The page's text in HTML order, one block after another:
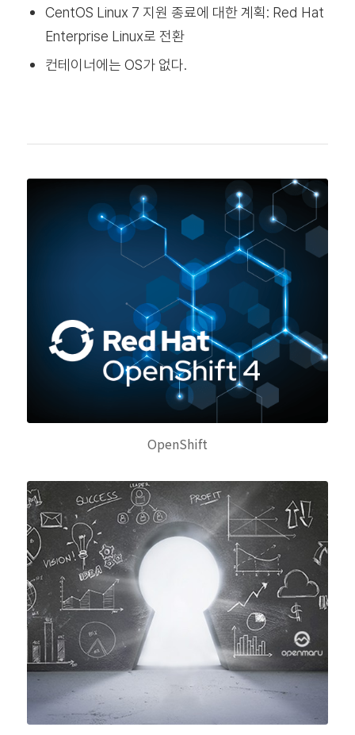
CentOS Linux 7 지원 종료에 대한 계획: Red Hat
Enterprise Linux로 전환
컨테이너에는 OS가 없다.
OpenShift